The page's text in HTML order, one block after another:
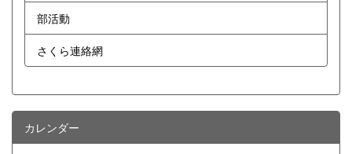
部活動
さくら連絡網
カレンダー